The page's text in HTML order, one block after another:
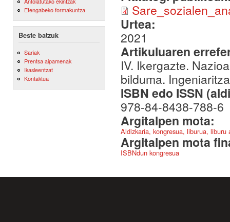
Etengabeko formakuntza
Beste batzuk
Sariak
Prentsa aipamenak
Ikasleentzat
Kontaktua
Urtea:
2021
Artikuluaren
IV. Ikergazte.
bilduma.
ISBN edo ISSN
978-84-8438-788-6
Argitalpen mota:
Aldizkaria, kongresua, liburua,
Argitalpen mota
ISBNdun kongresua